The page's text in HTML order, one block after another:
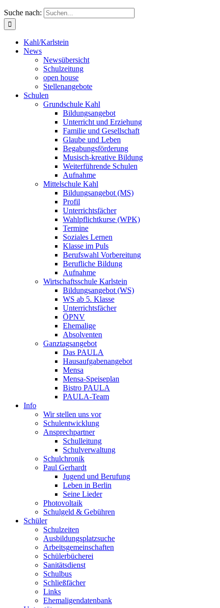
Suche nach:
Kahl/Karlstein
News
Newsübersicht
Schulzeitung
open house
Stellenangebote
Schulen
Grundschule Kahl
Bildungsangebot
Unterricht und Erziehung
Familie und Gesellschaft
Glaube und Leben
Begabungsförderung
Musisch-kreative Bildung
Weiterführende Schulen
Aufnahme
Mittelschule Kahl
Bildungsangebot (MS)
Profil
Unterrichtsfächer
Wahlpflichtkurse (WPK)
Termine
Soziales Lernen
Klasse im Puls
Berufswahl Vorbereitung
Berufliche Bildung
Aufnahme
Wirtschaftsschule Karlstein
Bildungsangebot (WS)
WS ab 5. Klasse
Unterrichtsfächer
ÖPNV
Ehemalige
Absolventen
Ganztagsangebot
Das PAULA
Hausaufgabenangebot
Mensa
Mensa-Speiseplan
Bistro PAULA
PAULA-Team
Info
Wir stellen uns vor
Schulentwicklung
Ansprechpartner
Schulleitung
Schulverwaltung
Schulchronik
Paul Gerhardt
Jugend und Berufung
Leben in Berlin
Seine Lieder
Photovoltaik
Schulgeld & Gebühren
Schüler
Schulzeiten
Ausbildungsplatzsuche
Arbeitsgemeinschaften
Schülerbücherei
Sanitätsdienst
Schulbus
Schließfächer
Links
Ehemaligendatenbank